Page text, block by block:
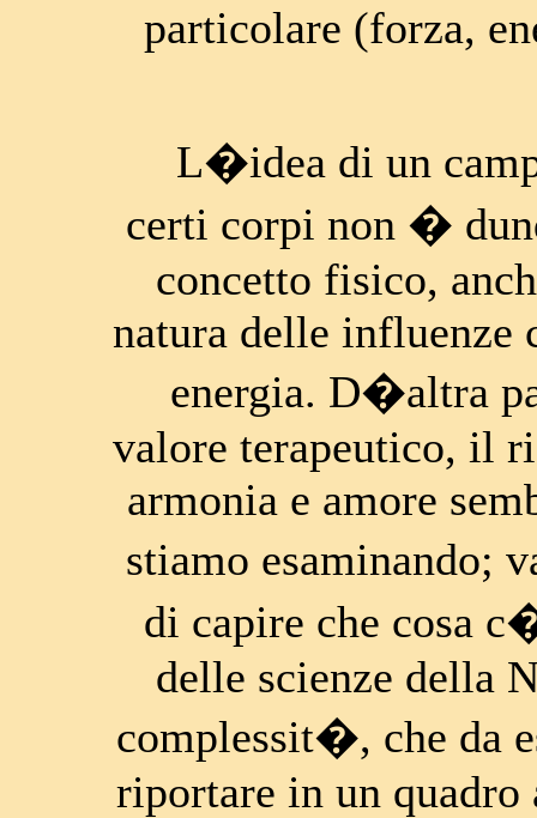
particolare (forza,
L�idea di un
certi corpi non �
concetto fisico,
natura delle influenze
energia. D�altra
valore terapeutico, il
armonia e amore
stiamo esaminando;
di capire che cosa
delle scienze della
complessit�, che da
riportare in un quadro